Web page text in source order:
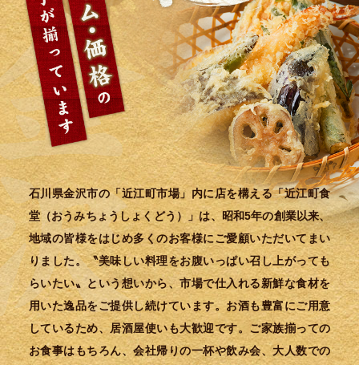
石川県金沢市の「近江町市場」内に店を構える「近江町食
堂（おうみちょうしょくどう）」は、昭和5年の創業以来、
地域の皆様をはじめ多くのお客様にご愛顧いただいてまい
りました。〝美味しい料理をお腹いっぱい召し上がっても
らいたい〟という想いから、市場で仕入れる新鮮な食材を
用いた逸品をご提供し続けています。お酒も豊富にご用意
しているため、居酒屋使いも大歓迎です。ご家族揃っての
お食事はもちろん、会社帰りの一杯や飲み会、大人数での